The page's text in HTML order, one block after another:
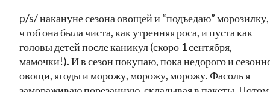
p/s/ накануне сезона овощей и “подъедаю” морозилку,
чтоб она была чиста, как утренняя роса, и пуста как
головы детей после каникул (скоро 1 сентября,
мамочки!). И в сезон покупаю, пока недорого и
овощи, ягоды и морожу, морожу, морожу. Фасоль я